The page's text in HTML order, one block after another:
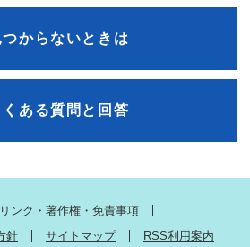
つからないときは
くある質問と回答
リンク・著作権・免責事項
針
サイトマップ
RSS利用案内